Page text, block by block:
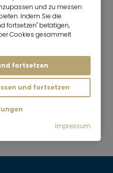
€/Monat
nach oben
und zu messen
Indem Sie die
fortsetzen" betätigen,
Cookies gesammelt
fortsetzen
und fortsetzen
Impressum